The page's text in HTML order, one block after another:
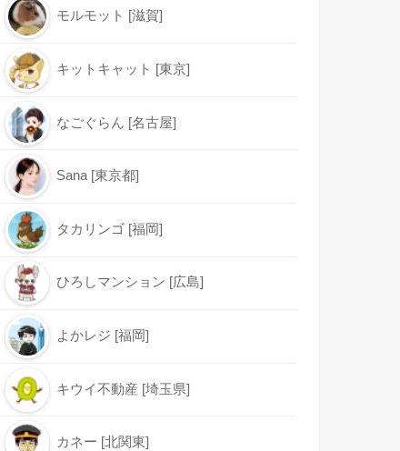
モルモット [滋賀]
キットキャット [東京]
なごぐらん [名古屋]
Sana [東京都]
タカリンゴ [福岡]
ひろしマンション [広島]
よかレジ [福岡]
キウイ不動産 [埼玉県]
カネー [北関東]